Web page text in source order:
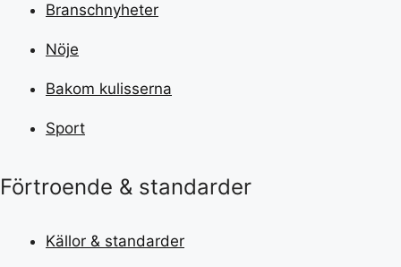
Branschnyheter
Nöje
Bakom kulisserna
Sport
Förtroende & standarder
Källor & standarder